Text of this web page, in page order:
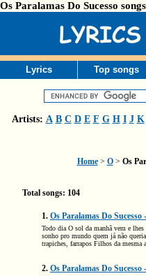
Os Paralamas Do Sucesso
Lyrics Top songs
Artists: A B C D E F G H I J K
Home> O> Os
Total songs: 104
1. Os Paralamas Do Sucesso
Todo dia O sol da manhã vem e lhes
sonho pro mundo quem já não
trapiches, farrapos Filhos da mesma
2. Os Paralamas Do